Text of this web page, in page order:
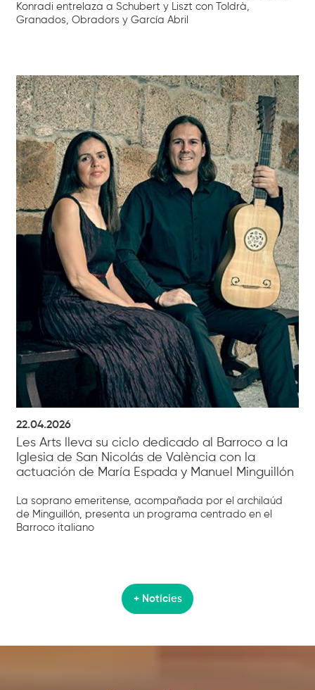
Konradi entrelaza a Schubert y Liszt con Toldrà,
Granados, Obradors y García Abril
22.04.2026
Les Arts lleva su ciclo dedicado al Barroco a la
Iglesia de San Nicolás de València con la
actuación de María Espada y Manuel Minguillón
La soprano emeritense, acompañada por el archilaúd
de Minguillón, presenta un programa centrado en el
Barroco italiano
+ Notícies